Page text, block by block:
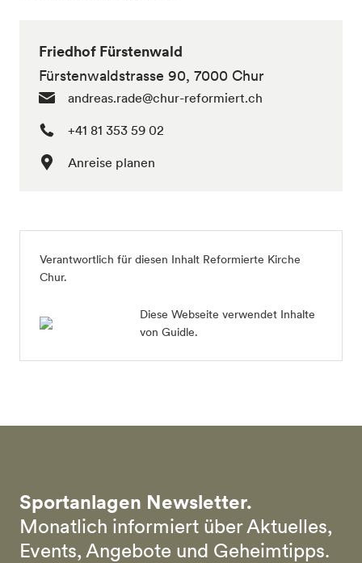
Friedhof Fürstenwald
Fürstenwaldstrasse 90, 7000 Chur
andreas.rade@chur-reformiert.ch
+41 81 353 59 02
Anreise planen
Verantwortlich für diesen Inhalt Reformierte Kirche
Chur.
Diese Webseite verwendet Inhalte
von Guidle.
Sportanlagen Newsletter.
Monatlich informiert über Aktuelles,
Events, Angebote und Geheimtipps.